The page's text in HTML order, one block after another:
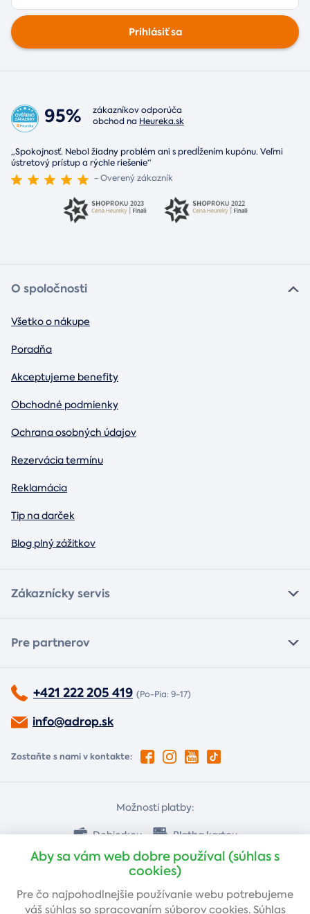
Prihlásiť sa
95%
zákazníkov odporúča
obchod na Heureka.sk
„Spokojnosť. Nebol žiadny problém ani s predĺžením kupónu. Veľmi
ústretový prístup a rýchle riešenie“
- Overený zákazník
O spoločnosti
Všetko o nákupe
Poradňa
Akceptujeme benefity
Obchodné podmienky
Ochrana osobných údajov
Rezervácia termínu
Reklamácia
Tip na darček
Blog plný zážitkov
Zákaznícky servis
Pre partnerov
+421 222 205 419 (Po-Pia: 9-17)
info@adrop.sk
Zostaňte s nami v kontakte:
Možnosti platby:
Dobierkou Platba kartou
Bankovým prevodom
Aby sa vám web dobre používal (súhlas s
cookies)
Pre čo najpohodlnejšie používanie webu potrebujeme
váš súhlas so spracovaním súborov cookies. Súhlas